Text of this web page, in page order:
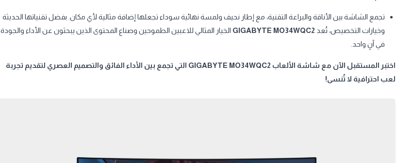
تجمع الشاشة بين الأناقة والبراعة التقنية، مع إطار نحيف ولمسة نهائية سوداء تجعلها إضافة مثالية لأي مكان. بفضل تقنياتها الحديثة
وخيارات التخصيص، تُعد GIGABYTE MO34WQC2 الخيار المثالي للاعبين الطموحين وصناع المحتوى الذين يبحثون عن الأداء والجودة
في آنٍ واحد.
اختبر المستقبل الآن مع شاشة الألعاب GIGABYTE MO34WQC2 التي تجمع بين الأداء الفائق والتصميم العصري لتقديم تجربة
لعب احترافية لا تُنسى!